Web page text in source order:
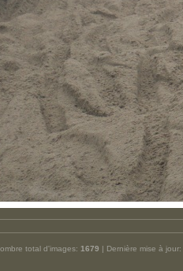
total d'images: 1679 | Dernière mise à jour: